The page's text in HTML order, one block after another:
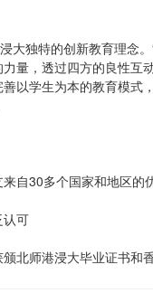
大独特的创新教育理念
量，透过四方的良性互
以学生为本的教育模式
自30多个国家和地区的
认可
北师港浸大毕业证书和